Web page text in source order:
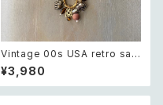
Vintage 00s USA retro saf
ari design elephant swing
charm necklace レトロ アメ
リカ ヴィンテージ アクセサリー
¥3,980